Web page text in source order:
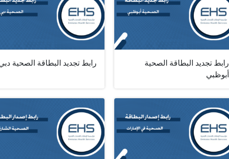
رابط تجديد البطاقة الصحية
أبوظبي
رابط تجديد البطاقة الصحية